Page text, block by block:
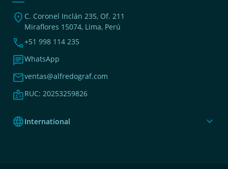
location_on C. Coronel Inclán 235, Of. 211
Miraflores 15074, Lima, Perú
phone+51 998 114 235
chatWhatsApp
mailventas@alfredograf.com
badgeRUC: 20253259826
languageInternational expand_more